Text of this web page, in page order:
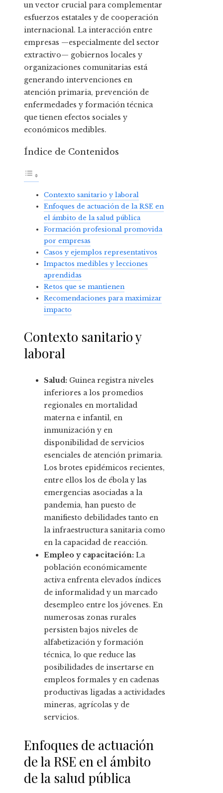
un vector crucial para complementar
esfuerzos estatales y de cooperación
internacional. La interacción entre
empresas —especialmente del sector
extractivo— gobiernos locales y
organizaciones comunitarias está
generando intervenciones en
atención primaria, prevención de
enfermedades y formación técnica
que tienen efectos sociales y
económicos medibles.
Índice de Contenidos
Contexto sanitario y laboral
Enfoques de actuación de la RSE en
el ámbito de la salud pública
Formación profesional promovida
por empresas
Casos y ejemplos representativos
Impactos medibles y lecciones
aprendidas
Retos que se mantienen
Recomendaciones para maximizar
impacto
Contexto sanitario y
laboral
Salud: Guinea registra niveles
inferiores a los promedios
regionales en mortalidad
materna e infantil, en
inmunización y en
disponibilidad de servicios
esenciales de atención primaria.
Los brotes epidémicos recientes,
entre ellos los de ébola y las
emergencias asociadas a la
pandemia, han puesto de
manifiesto debilidades tanto en
la infraestructura sanitaria como
en la capacidad de reacción.
Empleo y capacitación: La
población económicamente
activa enfrenta elevados índices
de informalidad y un marcado
desempleo entre los jóvenes. En
numerosas zonas rurales
persisten bajos niveles de
alfabetización y formación
técnica, lo que reduce las
posibilidades de insertarse en
empleos formales y en cadenas
productivas ligadas a actividades
mineras, agrícolas y de
servicios.
Enfoques de actuación
de la RSE en el ámbito
de la salud pública